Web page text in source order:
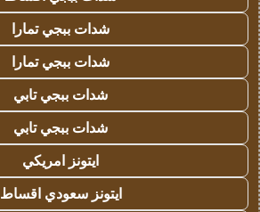
شدات ببجي تمارا
شدات ببجي تمارا
شدات ببجي تابي
شدات ببجي تابي
ايتونز امريكي
ايتونز سعودي اقساط